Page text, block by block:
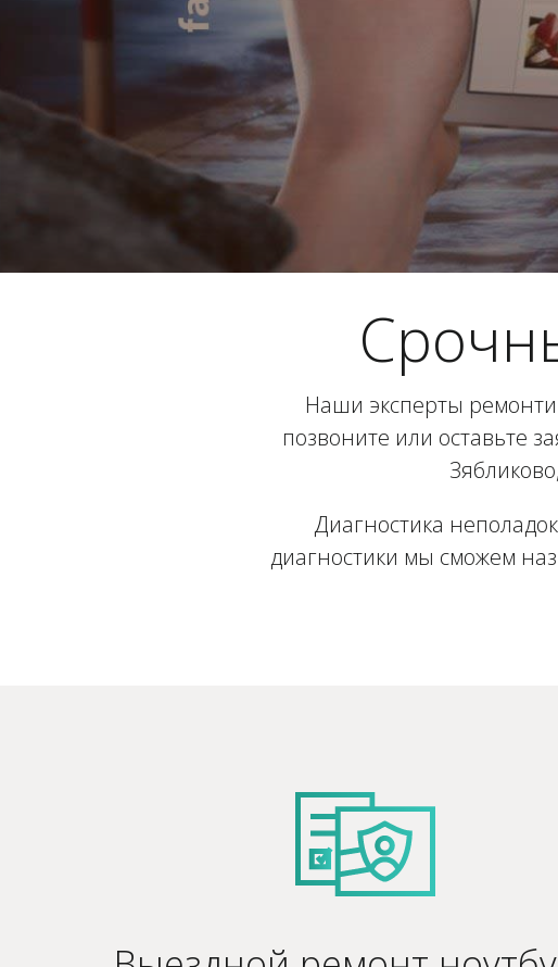
Наши эксперты
позвоните или оставьте
Диагностика
диагностики мы сможем